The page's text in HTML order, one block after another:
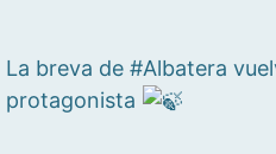
La breva de #Albatera
protagonista